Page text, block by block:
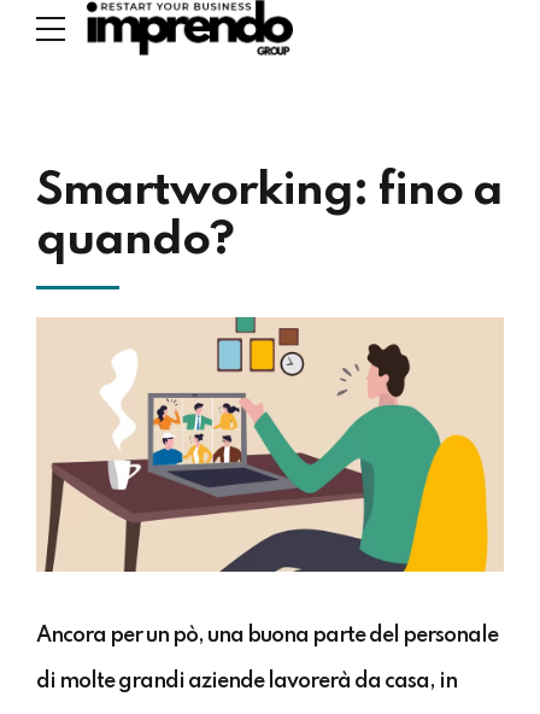
Smartworking: fino a
quando?
Ancora per un pò, una buona parte del personale
di molte grandi aziende lavorerà da casa, in